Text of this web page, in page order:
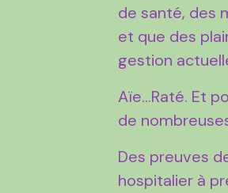
de santé, des
et que des
gestion
Aïe...Raté. Et
de
Des preuves
hospitalier à